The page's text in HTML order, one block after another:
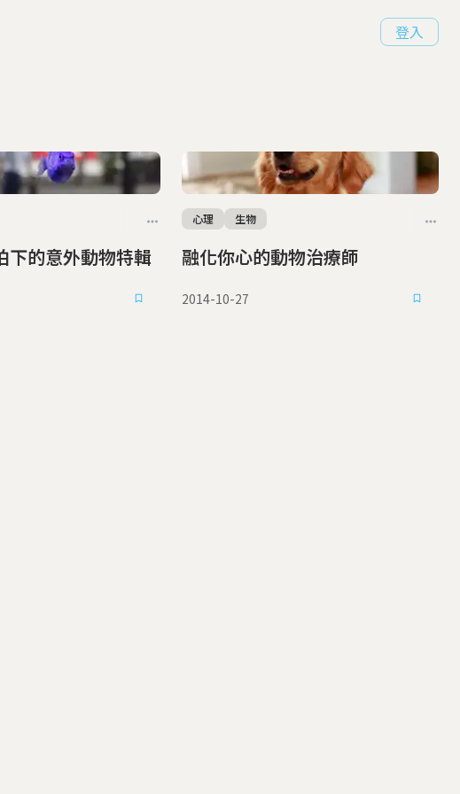
登入
下的意外動物特輯 融化你心的動物治療師
心理 生物
2014-10-27